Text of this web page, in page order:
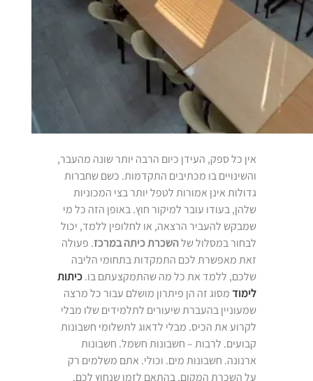
אין כל ספק, העידן כיום הרבה יותר שונה מהעבר,
והשינויים בו מכתיבים התקדמות. כשם שחברות
גדולות אינן אמורות לטפל יותר בצי המכוניות
שלהן, בעודו עובר למיקור חוץ. באופן הזה כל מי
שמבקש להעביר הרצאה, או לחלופין ללמד, יכול
לבחור במסלול שלהשכרת כיתה במרכז. פעולה
זאת מאפשרת לכם התמקדות בתחומי הליבה
שלכם, ללמד את כל מה שהתמקצעתם בו. כיתות
לימודמסוג זה הן פיתרון מושלם עבור כל מרצה
שמעוניין בהעברת שיעורים לתלמידים שלו מבלי
לקרוע את הכיס. מבלי לדאוג לתשלומי חשבונות
קבועים. לרבות – חשבונות חשמל. חשבונות
ארנונה. חשבונות מים. וכולי. אתם משלמים רק
על השכרת המקום, בהתאם לזמן שנחוץ לכם.